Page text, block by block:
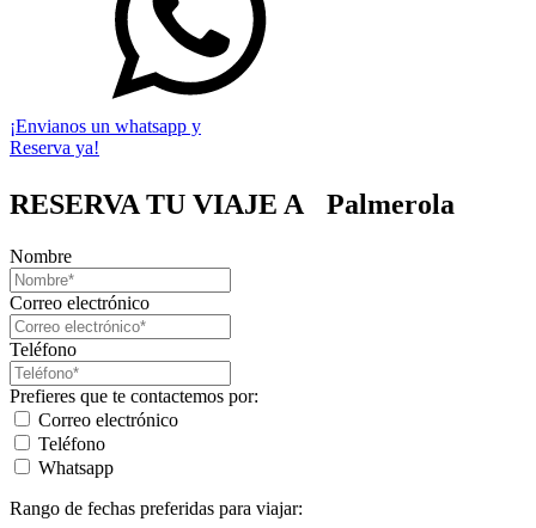
¡Envianos un whatsapp y
Reserva ya!
RESERVA TU VIAJE A Palmerola
Nombre
Correo electrónico
Teléfono
Prefieres que te contactemos por:
Correo electrónico
Teléfono
Whatsapp
Rango de fechas preferidas para viajar: